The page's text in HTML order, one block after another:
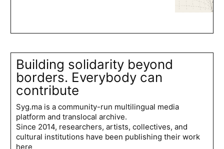
Building solidarity beyond
borders. Everybody can
contribute
Syg.ma is a community-run multilingual media
platform and translocal archive.
Since 2014, researchers, artists, collectives, and
cultural institutions have been publishing their work
here